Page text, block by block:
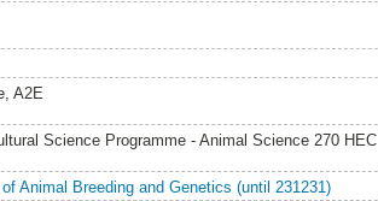
A2E
Science Programme - Animal Science 270 HEC
Animal Breeding and Genetics (until 231231)